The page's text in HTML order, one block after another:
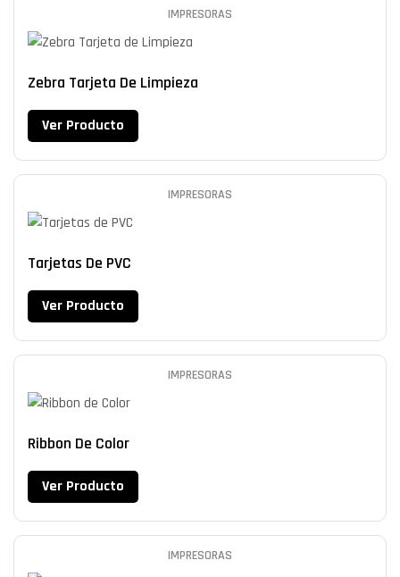
IMPRESORAS
Zebra Tarjeta De Limpieza
Ver Producto
IMPRESORAS
Tarjetas De PVC
Ver Producto
IMPRESORAS
Ribbon De Color
Ver Producto
IMPRESORAS